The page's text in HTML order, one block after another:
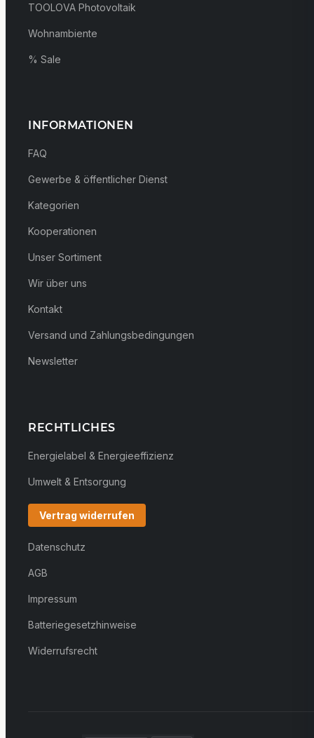
TOOLOVA Photovoltaik
Wohnambiente
% Sale
INFORMATIONEN
FAQ
Gewerbe & öffentlicher Dienst
Kategorien
Kooperationen
Unser Sortiment
Wir über uns
Kontakt
Versand und Zahlungsbedingungen
Newsletter
RECHTLICHES
Energielabel & Energieeffizienz
Umwelt & Entsorgung
Vertrag widerrufen
Datenschutz
AGB
Impressum
Batteriegesetzhinweise
Widerrufsrecht